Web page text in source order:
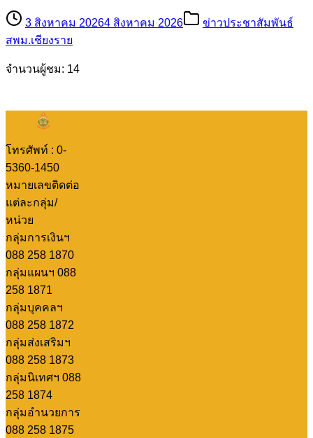
3 สิงหาคม 20264 สิงหาคม 2026
ข่าวประชาสัมพันธ์
สพม.เชียงราย
จำนวนผู้ชม: 14
โทรศัพท์ : 0-
5360-1450
หมายเลขติดต่อ
แต่ละกลุ่ม/
หน่วย
กลุ่มการเงินฯ
088 258 1870
กลุ่มแผนฯ 088
258 1871
กลุ่มบุคคลฯ
088 258 1872
กลุ่มส่งเสริมฯ
088 258 1873
กลุ่มนิเทศฯ 088
258 1874
กลุ่มอำนวยการ
088 258 1875